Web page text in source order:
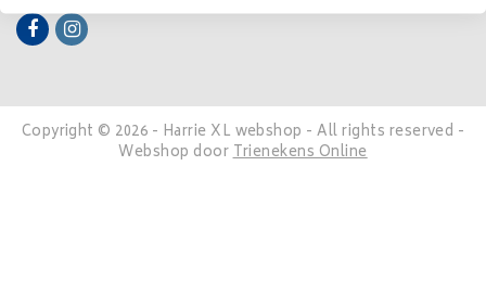
Copyright © 2026 - Harrie XL webshop - All rights reserved -
Webshop doorTrienekens Online